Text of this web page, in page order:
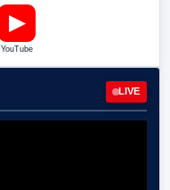
▶
YouTube
LIVE